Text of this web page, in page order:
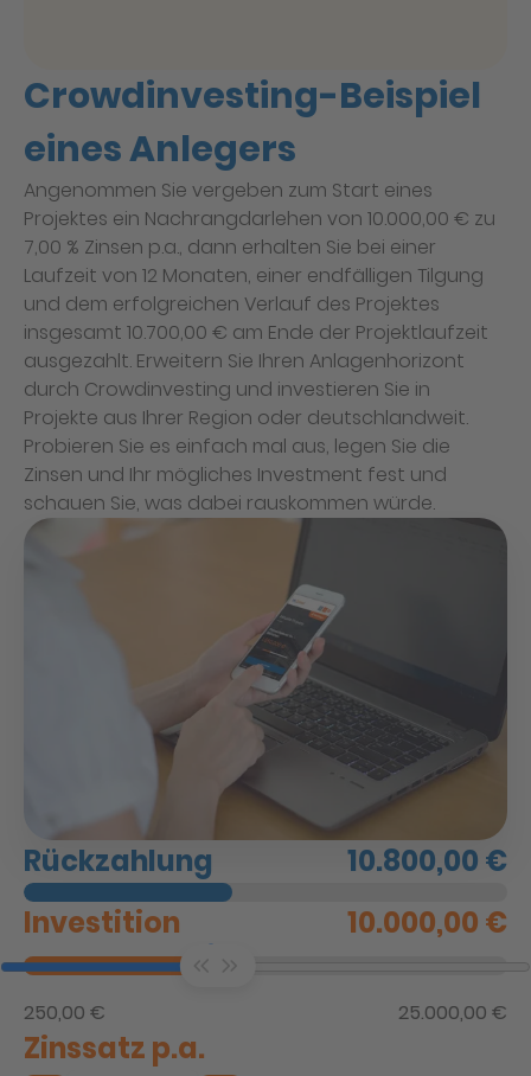
Crowdinvesting-Beispiel
eines Anlegers
Angenommen Sie vergeben zum Start eines
Projektes ein Nachrangdarlehen von 10.000,00 € zu
7,00 % Zinsen p.a., dann erhalten Sie bei einer
Laufzeit von 12 Monaten, einer endfälligen Tilgung
und dem erfolgreichen Verlauf des Projektes
insgesamt 10.700,00 € am Ende der Projektlaufzeit
ausgezahlt. Erweitern Sie Ihren Anlagenhorizont
durch Crowdinvesting und investieren Sie in
Projekte aus Ihrer Region oder deutschlandweit.
Probieren Sie es einfach mal aus, legen Sie die
Zinsen und Ihr mögliches Investment fest und
schauen Sie, was dabei rauskommen würde.
Rückzahlung
10.800,00 €
Investition
10.000,00 €
250,00 € 25.000,00 €
Zinssatz p.a.